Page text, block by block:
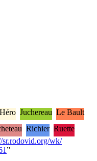
Héro Juchereau Le Bault
Richier Ruette
sr.rodovid.org/wk/
”